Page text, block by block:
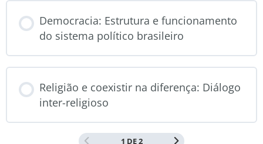
0% COMPLETO
Democracia: Estrutura e funcionamento
do sistema político brasileiro
0% COMPLETO
Religião e coexistir na diferença: Diálogo
inter-religioso
1 DE 2